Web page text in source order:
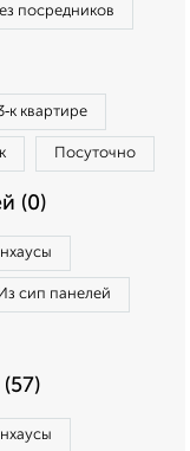
посредников
квартире
Посуточно
(0)
Из сип панелей